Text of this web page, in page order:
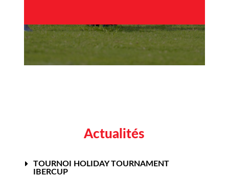
Actualités
TOURNOI HOLIDAY TOURNAMENT
IBERCUP